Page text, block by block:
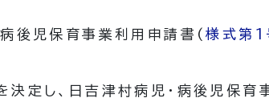
後児保育事業利用申請書 (様式第1
定し、日吉津村病児・病後児保育